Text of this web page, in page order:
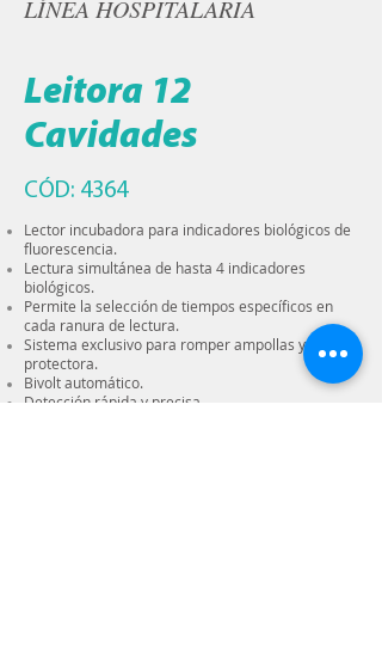
LÍNEA HOSPITALARIA
Leitora 12
Cavidades
CÓD: 4364
Lector incubadora para indicadores biológicos de
fluorescencia.
Lectura simultánea de hasta 4 indicadores
biológicos.
Permite la selección de tiempos específicos en
cada ranura de lectura.
Sistema exclusivo para romper ampollas y tapa
protectora.
Bivolt automático.
Detección rápida y precisa.